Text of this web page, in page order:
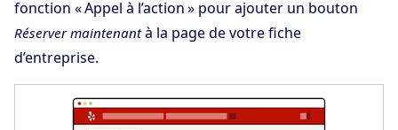
fonction « Appel à l’action » pour ajouter un bouton
Réserver maintenantà la page de votre fiche
d’entreprise.